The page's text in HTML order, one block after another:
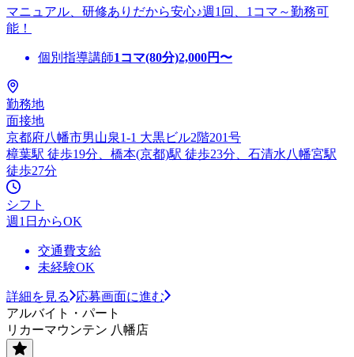
マニュアル、研修ありだから安心♪週1回、1コマ～勤務可
能！
個別指導講師1コマ(80分)2,000円〜
勤務地
面接地
京都府八幡市男山泉1-1 大黒ビル2階201号
樟葉駅 徒歩19分、橋本(京都)駅 徒歩23分、石清水八幡宮駅
徒歩27分
シフト
週1日からOK
交通費支給
未経験OK
詳細を見る
応募画面に進む
アルバイト・パート
リカーマウンテン 八幡店